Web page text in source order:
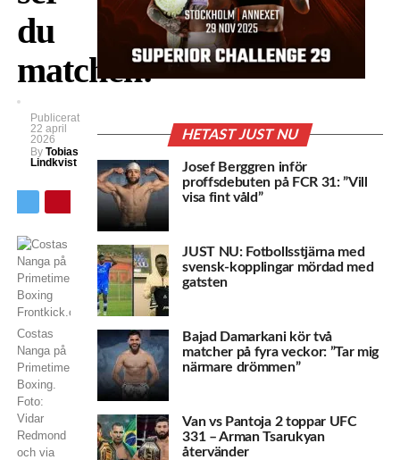
du
matchen!
Publicerat
22 april
2026
By Tobias
Lindkvist
Costas
Nanga på
Primetime
Boxing.
Foto:
Vidar
Redmond
och via
HETAST JUST NU
Josef Berggren inför
proffsdebuten på FCR 31: ”Vill
visa fint våld”
JUST NU: Fotbollsstjärna med
svensk-kopplingar mördad med
gatsten
Bajad Damarkani kör två
matcher på fyra veckor: ”Tar mig
närmare drömmen”
Van vs Pantoja 2 toppar UFC
331 – Arman Tsarukyan
återvänder